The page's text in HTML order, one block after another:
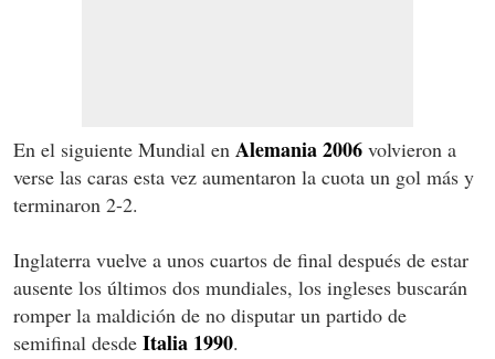
En el siguiente Mundial en Alemania 2006 volvieron a
verse las caras esta vez aumentaron la cuota un gol más y
terminaron 2-2.
Inglaterra vuelve a unos cuartos de final después de estar
ausente los últimos dos mundiales, los ingleses buscarán
romper la maldición de no disputar un partido de
semifinal desde Italia 1990.